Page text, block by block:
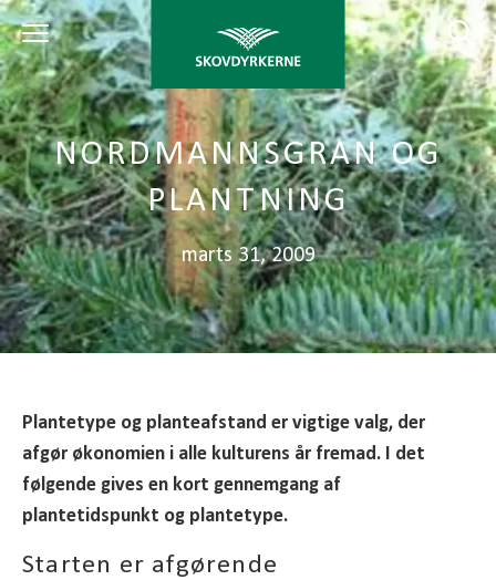
NORDMANNSGRAN OG
PLANTNING
marts 31, 2009
Plantetype og planteafstand er vigtige valg, der
afgør økonomien i alle kulturens år fremad. I det
følgende gives en kort gennemgang af
plantetidspunkt og plantetype.
Starten er afgørende